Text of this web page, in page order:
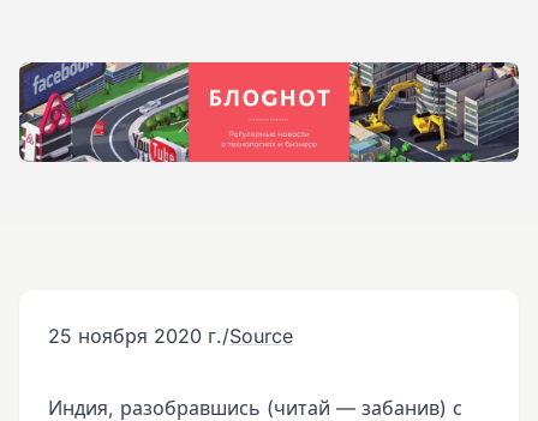
25 ноября 2020 г./Source
Индия, разобравшись (читай — забанив) с